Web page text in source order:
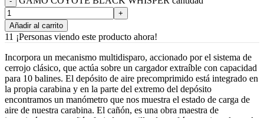
Añadir al carrito
11 ¡Personas viendo este producto ahora!
Incorpora un mecanismo multidisparo, accionado por el sistema de
cerrojo clásico, que actúa sobre un cargador extraíble con capacidad
para 10 balines. El depósito de aire precomprimido está integrado en
la propia carabina y en la parte del extremo del depósito
encontramos un manómetro que nos muestra el estado de carga de
aire de nuestra carabina. El cañón, es una obra maestra de